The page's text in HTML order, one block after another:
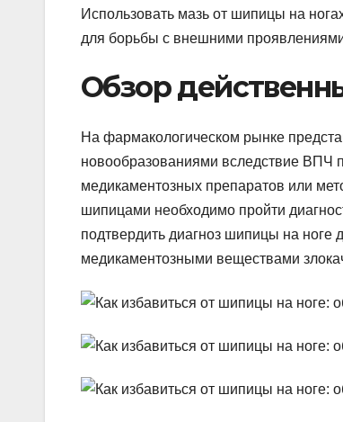
Использовать мазь от шипицы на
для борьбы с внешними
Обзор
На фармакологическом рынке
новообразованиями вследствие ВПЧ
медикаментозных препаратов или
шипицами необходимо пройти
подтвердить диагноз шипицы на
медикаментозными веществами